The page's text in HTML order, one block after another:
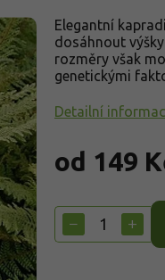
od 149
cena:
+
−
Elegantní
dosáhnout
rozměry však
genetickými
Detailní